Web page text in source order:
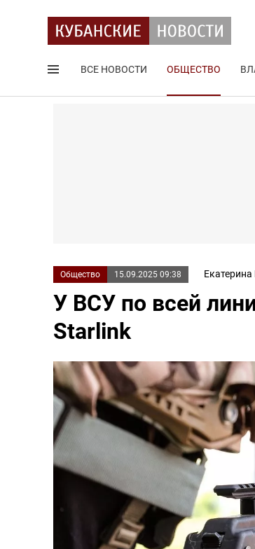
ВСЕ НОВОСТИ ОБЩЕСТВО
Общество 15.09.2025 09:38
У ВСУ по всей
Starlink